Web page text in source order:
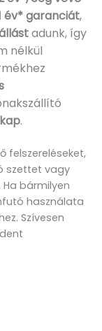
év* garanciát,
adunk, így
nélkül
.
felszereléseket,
szettet vagy
bármilyen
használata
Szívesen